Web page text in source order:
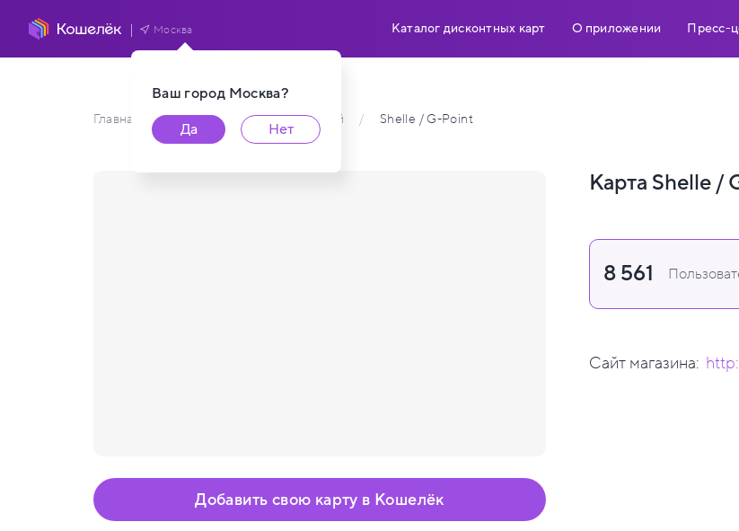
Ваш город Москва?
Да
Нет
Москва Каталог дисконтных карт О приложении Пресс-
Главная / Каталог карт пользователей / Shelle / G-Point
Добавить свою карту в Кошелёк
Карта Shelle /
8 561
Сайт магазина: